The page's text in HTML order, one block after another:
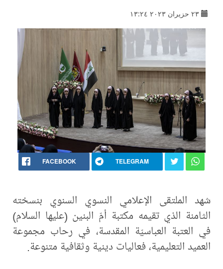
٢٣ حزيران ٢٠٢٣ ١٣:٢٤
FACEBOOK TELEGRAM
شهد الملتقى الإعلامي النسوي السنوي بنسخته
الثامنة الذي تقيمه مكتبة أمّ البنين (عليها السلام)
في العتبة العباسيّة المقدسة، في رحاب مجموعة
العميد التعليمية، فعاليات دينية وثقافية متنوعة.